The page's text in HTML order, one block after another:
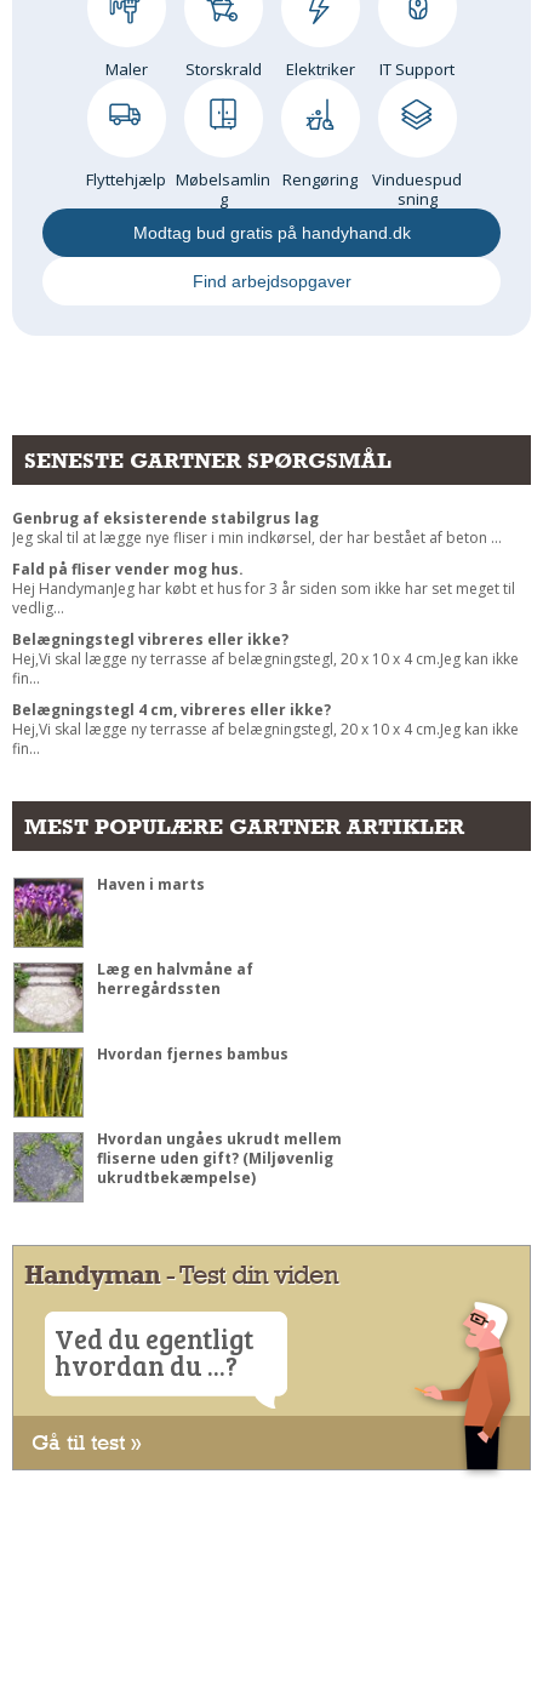
Maler Storskrald Elektriker IT Support
Flyttehjælp Møbelsamlin
g
Rengøring
Vinduespud
sning
Modtag bud gratis på handyhand.dk
Find arbejdsopgaver
SENESTE GARTNER SPØRGSMÅL
Genbrug af eksisterende stabilgrus lag
Jeg skal til at lægge nye fliser i min indkørsel, der har bestået af beton ...
Fald på fliser vender mog hus.
Hej HandymanJeg har købt et hus for 3 år siden som ikke har set meget til
vedlig...
Belægningstegl vibreres eller ikke?
Hej,Vi skal lægge ny terrasse af belægningstegl, 20 x 10 x 4 cm.Jeg kan ikke
fin...
Belægningstegl 4 cm, vibreres eller ikke?
Hej,Vi skal lægge ny terrasse af belægningstegl, 20 x 10 x 4 cm.Jeg kan ikke
fin...
MEST POPULÆRE GARTNER ARTIKLER
Haven i marts
Læg en halvmåne af
herregårdssten
Hvordan fjernes bambus
Hvordan ungåes ukrudt mellem
fliserne uden gift? (Miljøvenlig
ukrudtbekæmpelse)
Handyman- Test din viden
Ved du egentligt
hvordan du ...?
Gå til test »